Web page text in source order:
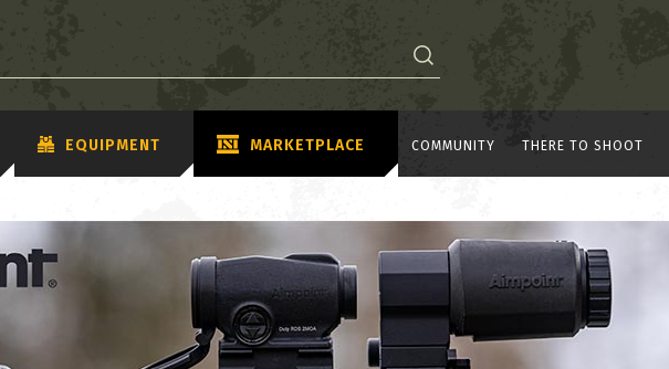
EQUIPMENT MARKETPLACE COMMUNITY THERE TO SHOOT